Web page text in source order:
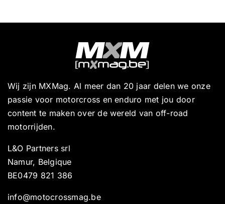
Wij zijn MXMag. Al meer dan 20 jaar delen we onze
passie voor motorcross en enduro met jou door
content te maken over de wereld van off-road
motorrijden.
L&O Partners srl
Namur, Belgique
BE0479 821 386
info@motocrossmag.be